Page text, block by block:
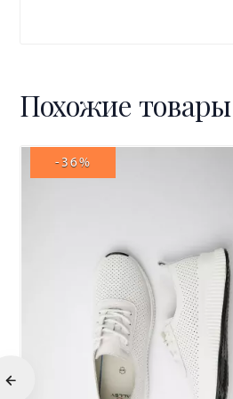
Похожие товары
-36%